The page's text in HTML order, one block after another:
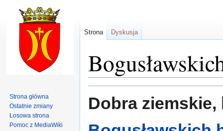
do
do
Dobra
Strona Dyskusja
Strona główna
Ostatnie zmiany
Losowa strona
Pomoc z MediaWiki